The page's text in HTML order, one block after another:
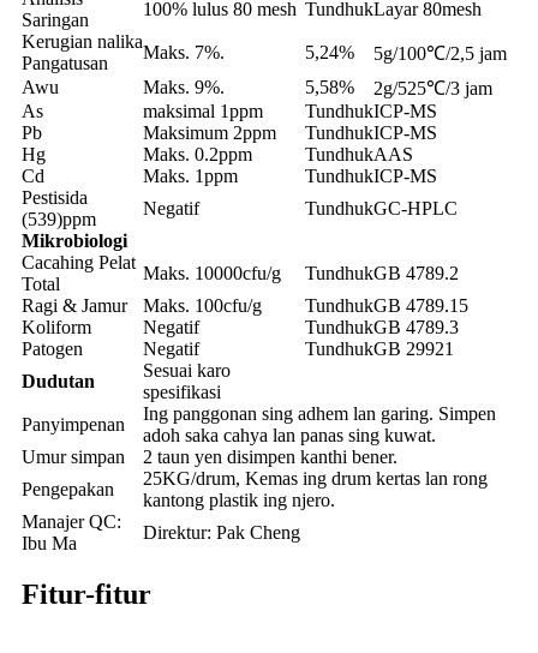
Saringan
100% lulus 80 mesh TundhukLayar 80mesh
Kerugian nalika
Pangatusan
Maks. 7%. 5,24%
5g/100℃/2,5 jam
Awu
Maks. 9%. 5,58%
2g/525℃/3 jam
As
maksimal 1ppm TundhukICP-MS
Pb
Maksimum 2ppm TundhukICP-MS
Hg
Maks. 0.2ppm TundhukAAS
Cd
Maks. 1ppm TundhukICP-MS
Pestisida
(539)ppm
Negatif TundhukGC-HPLC
Mikrobiologi
Cacahing Pelat
Total
Maks. 10000cfu/g TundhukGB 4789.2
Ragi & Jamur
Maks. 100cfu/g TundhukGB 4789.15
Koliform
Negatif TundhukGB 4789.3
Patogen
Negatif TundhukGB 29921
Dudutan
Sesuai karo
spesifikasi
Panyimpenan
Ing panggonan sing adhem lan garing. Simpen
adoh saka cahya lan panas sing kuwat.
Umur simpan
2 taun yen disimpen kanthi bener.
Pengepakan
25KG/drum, Kemas ing drum kertas lan rong
kantong plastik ing njero.
Manajer QC:
Ibu Ma
Direktur: Pak Cheng
Fitur-fitur